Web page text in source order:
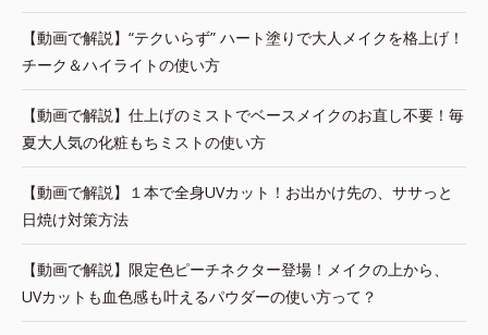
【動画で解説】“テクいらず” ハート塗りで大人メイクを格上げ！
チーク＆ハイライトの使い方
【動画で解説】仕上げのミストでベースメイクのお直し不要！毎
夏大人気の化粧もちミストの使い方
【動画で解説】１本で全身UVカット！お出かけ先の、ササっと
日焼け対策方法
【動画で解説】限定色ピーチネクター登場！メイクの上から、
UVカットも血色感も叶えるパウダーの使い方って？